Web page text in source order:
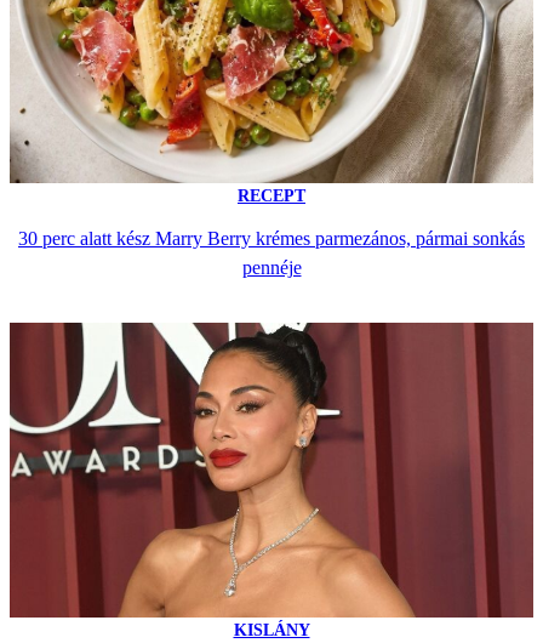
RECEPT
30 perc alatt kész Marry Berry krémes parmezános, pármai sonkás
pennéje
KISLÁNY